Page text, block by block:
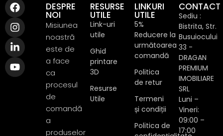
DESPRE
NOI
Misiunea
noastră
este de
a face
ca
procesul
de
comandă
a
produselor
RESURSE
UTILE
Link-uri
utile
Ghid
printare
3D
Resurse
Utile
LINKURI
UTILE
5%
Reducere la
următoarea
comandă
Politica
de retur
Termeni
și condiții
Politica de
CONTACT
Sediu :
Bistrita, Str.
Busuiocului
33 -
DRAGAN
PREMIUM
IMOBILIARE
SRL
Luni –
Vineri:
09:00 –
17:00